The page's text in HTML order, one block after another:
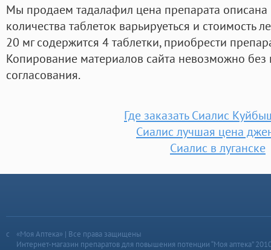
Мы продаем тадалафил цена препарата описана
количества таблеток варьируеться и стоимость
20 мг содержится 4 таблетки, приобрести
Копирование материалов сайта невозможно без
согласования.
Где заказать Сиалис
Сиалис лучшая цена
Сиалис в луганске
«Моя Аптека» | Все права защищены
Интернет-магазин препаратов для повышения потенции “Моя аптека”